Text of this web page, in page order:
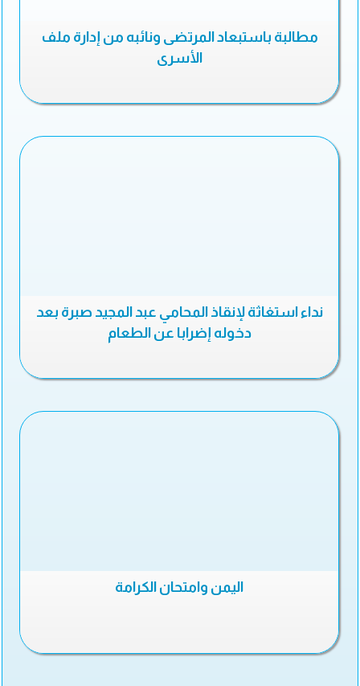
مطالبة باستبعاد المرتضى ونائبه من إدارة ملف
الأسرى
نداء استغاثة لإنقاذ المحامي عبد المجيد صبرة بعد
دخوله إضرابا عن الطعام
اليمن وامتحان الكرامة